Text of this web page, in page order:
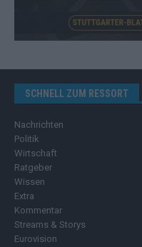
SCHNELL ZUM RESSORT
Nachrichten
Politik
Wirtschaft
Ratgeber
Wissen
Extra
Kommentar
Streams & Storys
Eurovision